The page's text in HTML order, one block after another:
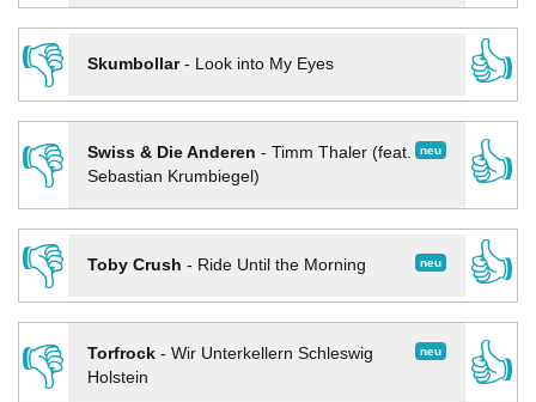
👎
Skumbollar- Look into My Eyes
👍
👎
neu
Swiss & Die Anderen - Timm Thaler (feat.
Sebastian Krumbiegel)
👍
👎
neu
Toby Crush - Ride Until the Morning
👍
👎
neu
Torfrock- Wir Unterkellern Schleswig
Holstein
👍